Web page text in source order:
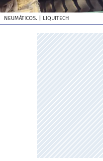
NEUMÁTICOS. | LIQUITECH